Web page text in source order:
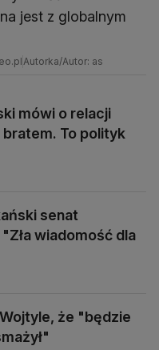
jest z globalnym
Autorka/Autor: as
mówi o relacji
To polityk
senat
wiadomość dla
Wojtyle, że "będzie